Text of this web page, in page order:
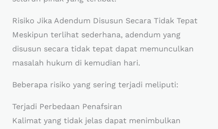
Risiko Jika Adendum Disusun Secara Tidak Tepat
Meskipun terlihat sederhana, adendum yang
disusun secara tidak tepat dapat memunculkan
masalah hukum di kemudian hari.
Beberapa risiko yang sering terjadi meliputi:
Terjadi Perbedaan Penafsiran
Kalimat yang tidak jelas dapat menimbulkan